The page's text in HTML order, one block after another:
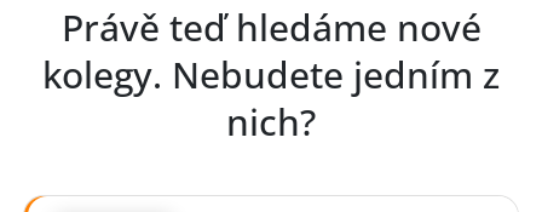
Právě teď hledáme nové
kolegy. Nebudete jedním z
nich?